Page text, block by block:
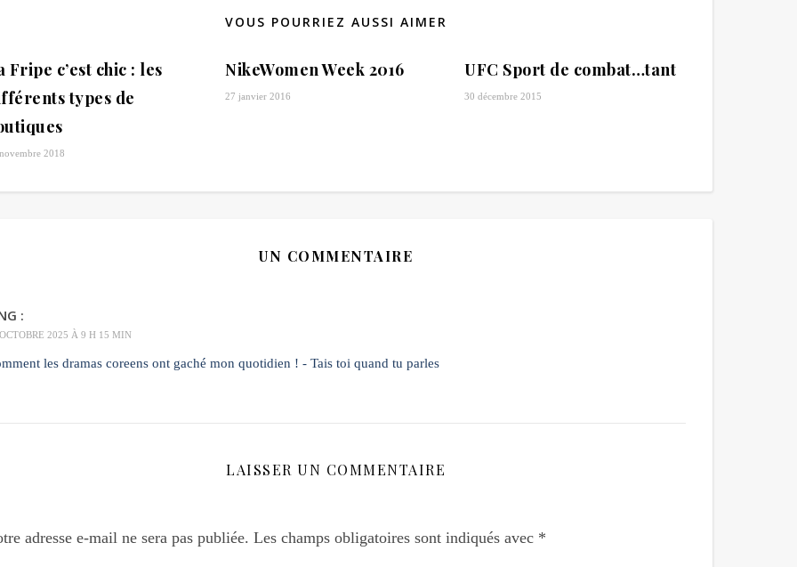
VOUS POURRIEZ AUSSI AIMER
Fripe c’est chic : les
types de
2018
NikeWomen Week 2016
27 janvier 2016
UFC Sport de combat…tant
30 décembre 2015
UN COMMENTAIRE
:
2025 À 9 H 15 MIN
les dramas coreens ont gaché mon quotidien ! - Tais toi quand tu parles
LAISSER UN COMMENTAIRE
adresse e-mail ne sera pas publiée. Les champs obligatoires sont indiqués avec *